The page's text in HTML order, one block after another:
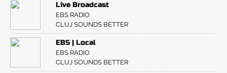
Live Broadcast
EBS RADIO
CLUJ SOUNDS BETTER
EBS | Local
EBS RADIO
CLUJ SOUNDS BETTER